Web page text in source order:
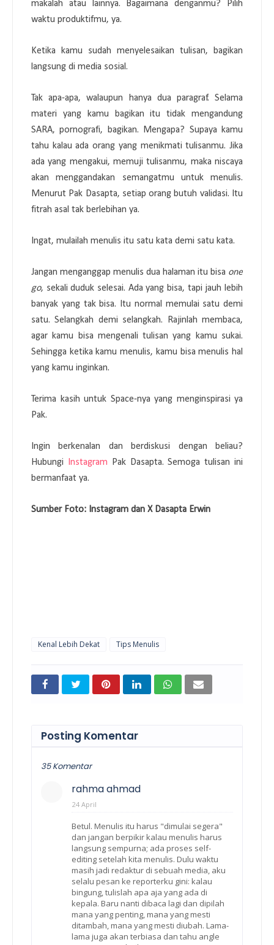
makalah atau lainnya. Bagaimana denganmu? Pilih
waktu produktifmu, ya.
Ketika kamu sudah menyelesaikan tulisan, bagikan
langsung di media sosial.
Tak apa-apa, walaupun hanya dua paragraf. Selama
materi yang kamu bagikan itu tidak mengandung
SARA, pornografi, bagikan. Mengapa? Supaya kamu
tahu kalau ada orang yang menikmati tulisanmu. Jika
ada yang mengakui, memuji tulisanmu, maka niscaya
akan menggandakan semangatmu untuk menulis.
Menurut Pak Dasapta, setiap orang butuh validasi. Itu
fitrah asal tak berlebihan ya.
Ingat, mulailah menulis itu satu kata demi satu kata.
Jangan menganggap menulis dua halaman itu bisa one
go, sekali duduk selesai. Ada yang bisa, tapi jauh lebih
banyak yang tak bisa. Itu normal memulai satu demi
satu. Selangkah demi selangkah. Rajinlah membaca,
agar kamu bisa mengenali tulisan yang kamu sukai.
Sehingga ketika kamu menulis, kamu bisa menulis hal
yang kamu inginkan.
Terima kasih untuk Space-nya yang menginspirasi ya
Pak.
Ingin berkenalan dan berdiskusi dengan beliau?
Hubungi
Instagram Pak Dasapta. Semoga tulisan ini
bermanfaat ya.
Sumber Foto: Instagram dan X Dasapta Erwin
Kenal Lebih Dekat Tips Menulis
Posting Komentar
35 Komentar
rahma ahmad
24 April
Betul. Menulis itu harus "dimulai segera"
dan jangan berpikir kalau menulis harus
langsung sempurna; ada proses self-
editing setelah kita menulis. Dulu waktu
masih jadi redaktur di sebuah media, aku
selalu pesan ke reporterku gini: kalau
bingung, tulislah apa aja yang ada di
kepala. Baru nanti dibaca lagi dan dipilah
mana yang penting, mana yang mesti
ditambah, mana yang mesti diubah. Lama-
lama juga akan terbiasa dan tahu angle